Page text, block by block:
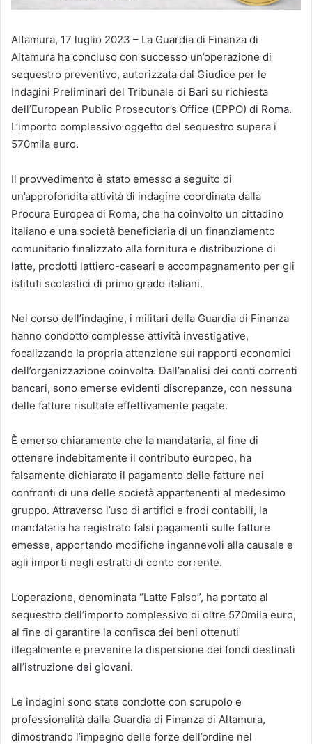
Altamura, 17 luglio 2023 – La Guardia di Finanza di
Altamura ha concluso con successo un’operazione di
sequestro preventivo, autorizzata dal Giudice per le
Indagini Preliminari del Tribunale di Bari su richiesta
dell’European Public Prosecutor’s Office (EPPO) di Roma.
L’importo complessivo oggetto del sequestro supera i
570mila euro.
Il provvedimento è stato emesso a seguito di
un’approfondita attività di indagine coordinata dalla
Procura Europea di Roma, che ha coinvolto un cittadino
italiano e una società beneficiaria di un finanziamento
comunitario finalizzato alla fornitura e distribuzione di
latte, prodotti lattiero-caseari e accompagnamento per gli
istituti scolastici di primo grado italiani.
Nel corso dell’indagine, i militari della Guardia di Finanza
hanno condotto complesse attività investigative,
focalizzando la propria attenzione sui rapporti economici
dell’organizzazione coinvolta. Dall’analisi dei conti correnti
bancari, sono emerse evidenti discrepanze, con nessuna
delle fatture risultate effettivamente pagate.
È emerso chiaramente che la mandataria, al fine di
ottenere indebitamente il contributo europeo, ha
falsamente dichiarato il pagamento delle fatture nei
confronti di una delle società appartenenti al medesimo
gruppo. Attraverso l’uso di artifici e frodi contabili, la
mandataria ha registrato falsi pagamenti sulle fatture
emesse, apportando modifiche ingannevoli alla causale e
agli importi negli estratti di conto corrente.
L’operazione, denominata “Latte Falso”, ha portato al
sequestro dell’importo complessivo di oltre 570mila euro,
al fine di garantire la confisca dei beni ottenuti
illegalmente e prevenire la dispersione dei fondi destinati
all’istruzione dei giovani.
Le indagini sono state condotte con scrupolo e
professionalità dalla Guardia di Finanza di Altamura,
dimostrando l’impegno delle forze dell’ordine nel